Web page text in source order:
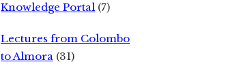
Knowledge Portal (7)
Lectures from Colombo
to Almora (31)